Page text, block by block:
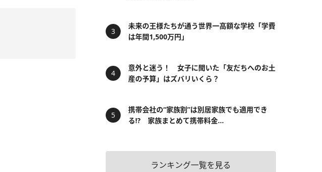
未来の王様たちが通う世界一高額な学校「学費
は年間1,500万円」
意外と迷う！ 女子に聞いた「友だちへのお土
産の予算」はズバリいくら？
携帯会社の“家族割”は別居家族でも適用でき
る!? 家族まとめて携帯料金...
ランキング一覧を見る